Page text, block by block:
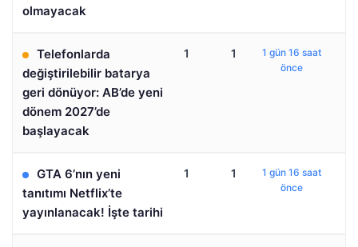
olmayacak
Telefonlarda
değiştirilebilir batarya
geri dönüyor: AB’de yeni
dönem 2027’de
başlayacak
1 1
1 gün 16 saat
önce
GTA 6’nın yeni
tanıtımı Netflix’te
yayınlanacak! İşte tarihi
1 1
1 gün 16 saat
önce